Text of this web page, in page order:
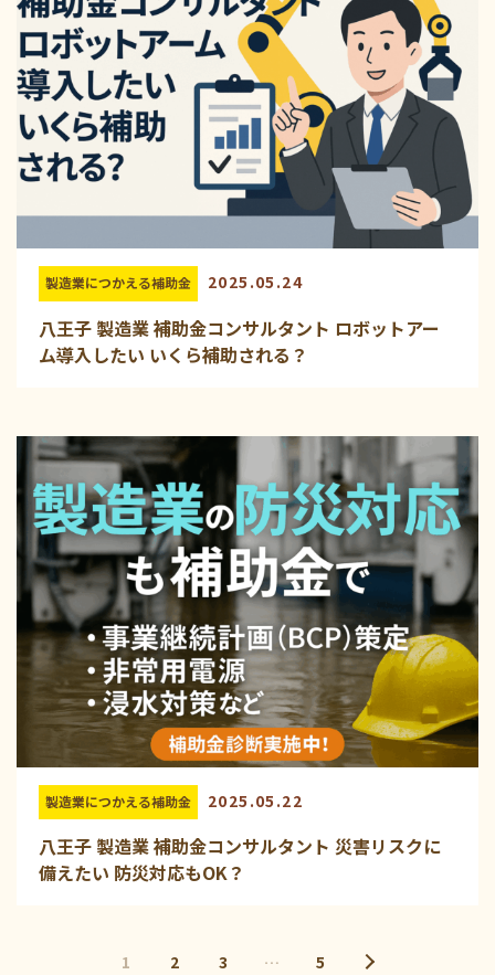
製造業につかえる補助金 2025.05.24
八王子 製造業 補助金コンサルタント ロボットアー
ム導入したい いくら補助される？
製造業につかえる補助金 2025.05.22
八王子 製造業 補助金コンサルタント 災害リスクに
備えたい 防災対応もOK？
1 2 3 … 5